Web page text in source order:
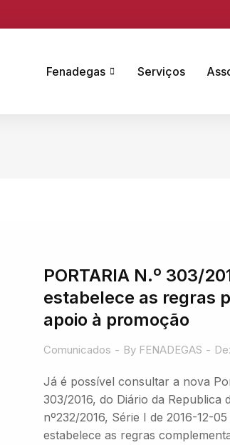
Fenadegas Serviços
PORTARIA N.º 303/
estabelece as regras
apoio à promoção
Comunicados By FENADEGAS
Já é possível consultar a nova
303/2016, do Diário da Republica
nº232/2016, Série I de 2016-12-05
estabelece as regras